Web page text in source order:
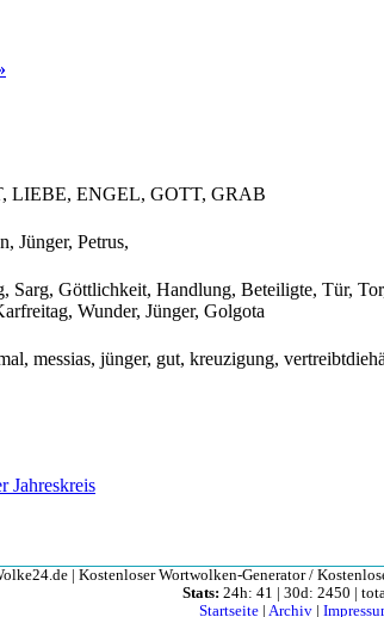
LIEBE, ENGEL, GOTT, GRAB
Jünger, Petrus,
Sarg, Göttlichkeit, Handlung, Beteiligte, Tür,
Wunder, Jünger, Golgota
messias, jünger, gut, kreuzigung,
Jahreskreis
| Kostenloser Wortwolken-Generator /
Stats: 24h: 41 | 30d: 2450 |
Startseite Archiv